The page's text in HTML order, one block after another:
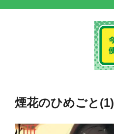
煙花のひめごと(1)